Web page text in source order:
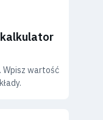
Wpisz wartość